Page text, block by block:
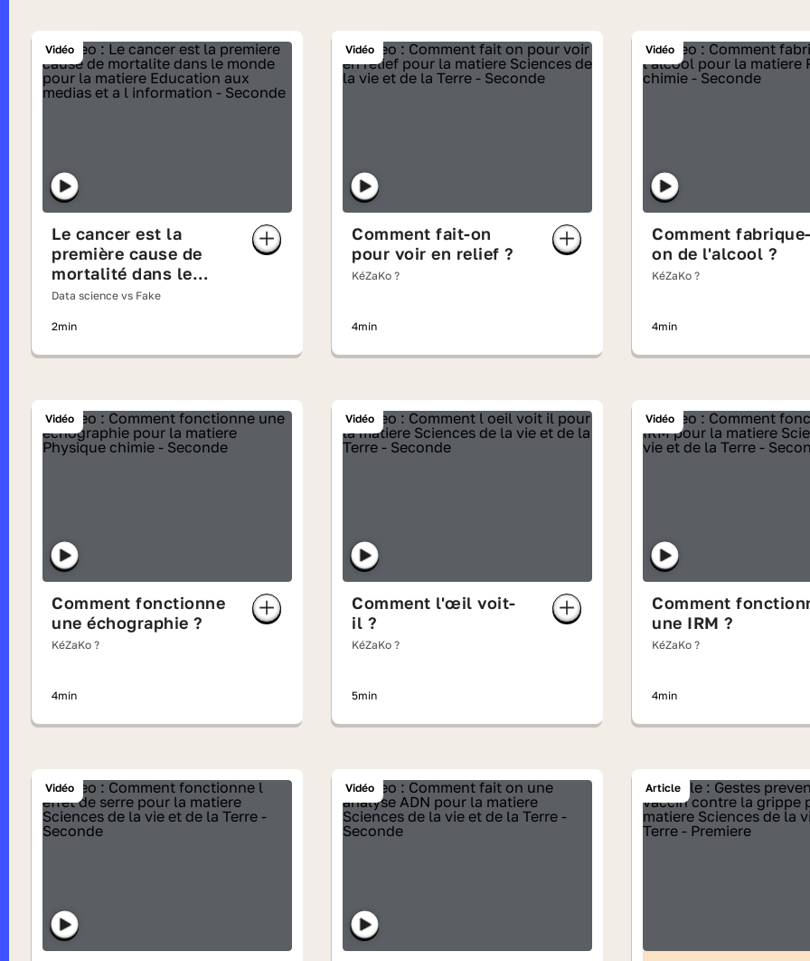
Vidéo
Le cancer est la
première cause de
mortalité dans le
monde
Data science vs Fake
2min
Vidéo
Comment fait-on
pour voir en relief ?
KéZaKo ?
4min
Vidéo
Comment
on de l'alcool ?
KéZaKo ?
4min
Vidéo
Comment fonctionne
une échographie ?
KéZaKo ?
4min
Vidéo
Comment l'œil voit-
il ?
KéZaKo ?
5min
Vidéo
Comment
une IRM ?
KéZaKo ?
4min
Vidéo Vidéo Article